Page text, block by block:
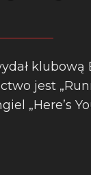
klubową
jest
„Here’s